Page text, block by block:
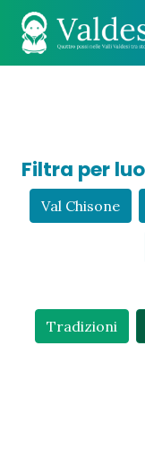
Filtra per
Val Chisone
Tradizioni